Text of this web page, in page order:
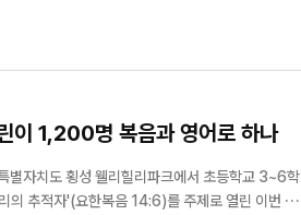
1,200명 복음과 영어로 하나
자치도 횡성 웰리힐리파크에서 초등학교 3~6학